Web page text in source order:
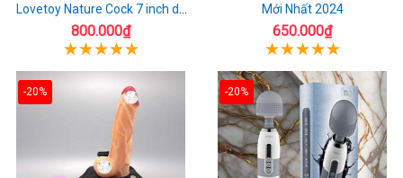
Lovetoy Nature Cock 7 inch da
đen
800.000₫
Mới Nhất 2024
650.000₫
-20% -20%